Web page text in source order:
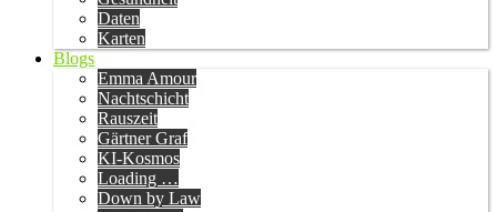
Daten
Karten
Blogs
Emma Amour
Nachtschicht
Rauszeit
Gärtner Graf
KI-Kosmos
Loading …
Down by Law